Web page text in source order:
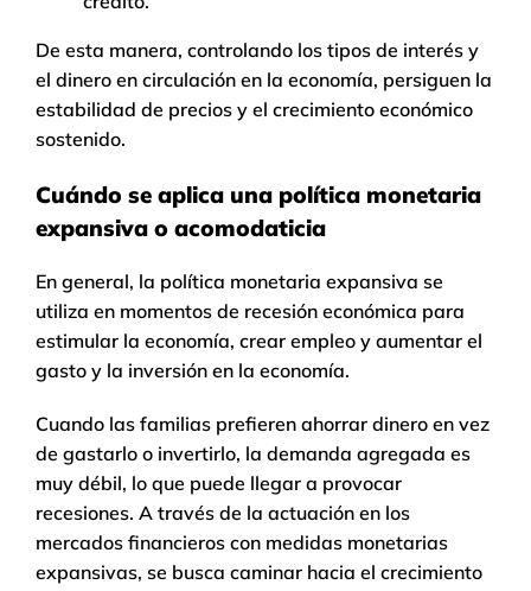
De esta manera, controlando los tipos de interés y
el dinero en circulación en la economía, persiguen la
estabilidad de precios y el crecimiento económico
sostenido.
Cuándo se aplica una política monetaria
expansiva o acomodaticia
En general, la política monetaria expansiva se
utiliza en momentos de recesión económica para
estimular la economía, crear empleo y aumentar el
gasto y la inversión en la economía.
Cuando las familias prefieren ahorrar dinero en vez
de gastarlo o invertirlo, la demanda agregada es
muy débil, lo que puede llegar a provocar
recesiones. A través de la actuación en los
mercados financieros con medidas monetarias
expansivas, se busca caminar hacia el crecimiento